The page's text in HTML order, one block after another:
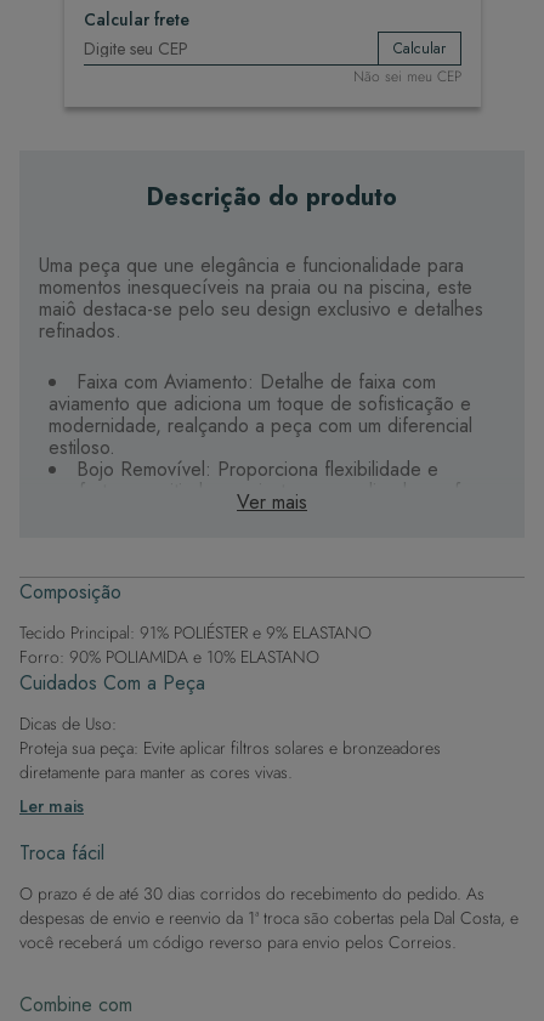
Calcular frete
Calcular
Não sei meu CEP
Descrição do produto
Uma peça que une elegância e funcionalidade para
momentos inesquecíveis na praia ou na piscina, este
maiô destaca-se pelo seu design exclusivo e detalhes
refinados.
Faixa com Aviamento: Detalhe de faixa com
aviamento que adiciona um toque de sofisticação e
modernidade, realçando a peça com um diferencial
estiloso.
Bojo Removível: Proporciona flexibilidade e
conforto, permitindo um ajuste personalizado conforme
estilo.
Ajuste Perfeito: Desenvolvido para se adaptar
perfeitamente às curvas do corpo feminino, realçando
a silhueta de forma elegante e confortável.
Tecido Premium: Confeccionado com materiais de
alta qualidade que garantem durabilidade e um toque
suave na pele, proporcionando conforto durante todo
o uso.
Forro com Poliamida e Elastano: Forro de alta
qualidade que proporciona um toque suave na pele,
garantindo conforto e maior durabilidade da peça.
Eleve seu guarda-roupa de moda praia com uma peça
um só produto.
Ver mais
Composição
Tecido Principal: 91% POLIÉSTER e 9% ELASTANO
Forro: 90% POLIAMIDA e 10% ELASTANO
Cuidados Com a Peça
Dicas de Uso:
Proteja sua peça: Evite aplicar filtros solares e bronzeadores
diretamente para manter as cores vivas.
Após a piscina: Lembre-se de que o cloro pode desgastar o tecido,
então enxague após sair da água.
Evite superfícies ásperas: Para manter a integridade do tecido, evite
Dicas de Lavagem:
Lave rapidamente: Assim que possível, lave separado de outras peças.
À mão e com cuidado: Use água fria e sabão neutro, evitando máquina
Secagem ideal: Não deixe de molho nem guarde úmido. Seque à
Ler mais
Troca fácil
O prazo é de até 30 dias corridos do recebimento do pedido. As
despesas de envio e reenvio da 1ª troca são cobertas pela Dal Costa, e
você receberá um código reverso para envio pelos Correios.
Combine com